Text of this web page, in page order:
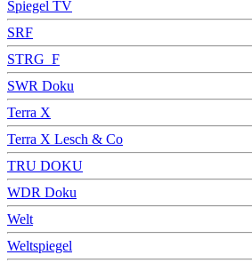
Spiegel TV
SRF
STRG_F
SWR Doku
Terra X
Terra X Lesch & Co
TRU DOKU
WDR Doku
Welt
Weltspiegel